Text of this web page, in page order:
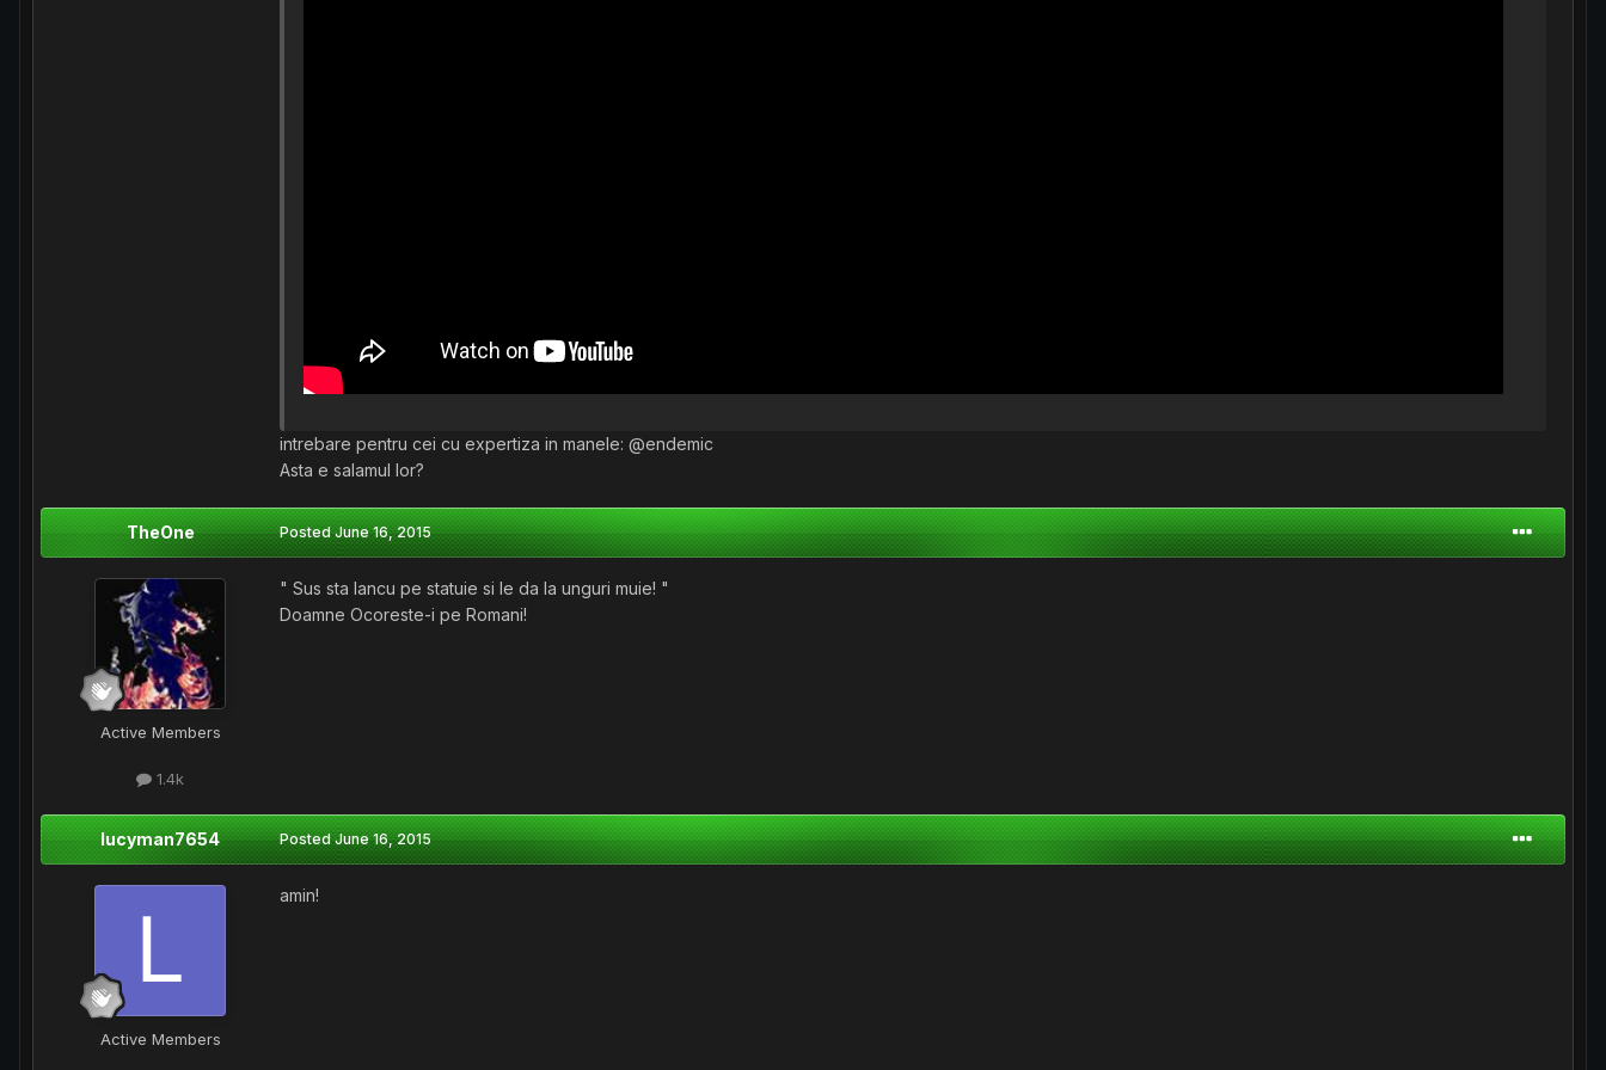
intrebare pentru cei cu expertiza in manele: @endemic
Asta e salamul lor?
TheOne
Active Members
1.4k
PostedJune 16, 2015
" Sus sta Iancu pe statuie si le da la unguri muie! "
Doamne Ocoreste-i pe Romani!
lucyman7654
Active Members
PostedJune 16, 2015
amin!